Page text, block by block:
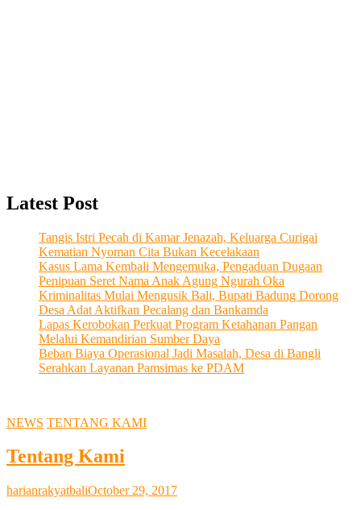
Latest Post
Tangis Istri Pecah di Kamar Jenazah, Keluarga Curigai
Kematian Nyoman Cita Bukan Kecelakaan
Kasus Lama Kembali Mengemuka, Pengaduan Dugaan
Penipuan Seret Nama Anak Agung Ngurah Oka
Kriminalitas Mulai Mengusik Bali, Bupati Badung Dorong
Desa Adat Aktifkan Pecalang dan Bankamda
Lapas Kerobokan Perkuat Program Ketahanan Pangan
Melalui Kemandirian Sumber Daya
Beban Biaya Operasional Jadi Masalah, Desa di Bangli
Serahkan Layanan Pamsimas ke PDAM
NEWS TENTANG KAMI
Tentang Kami
harianrakyatbaliOctober 29, 2017